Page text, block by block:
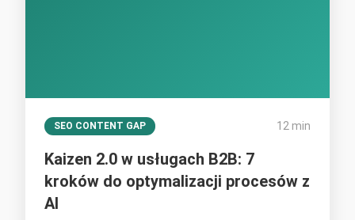
SEO CONTENT GAP 12 min
Kaizen 2.0 w usługach B2B: 7
kroków do optymalizacji procesów z
AI